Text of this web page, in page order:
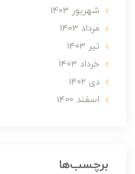
شهریور 1403
مرداد 1403
تير 1403
خرداد 1403
دی 1402
اسفند 1400
برچسب‌ها